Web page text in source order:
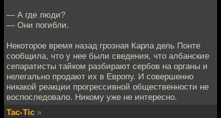
— А где люди?
— Они погибли.
Некоторое время назад грозная Карла дель Понте
сообщила, что у нее были сведения, что албанские
сепаратисты тайком разбирают сербов на органы и
нелегально продают их в Европу. И совершенно
никакой реакции прогрессивной общественности не
воспоследовало. Никому уже не интересно.
Tac-Tic »